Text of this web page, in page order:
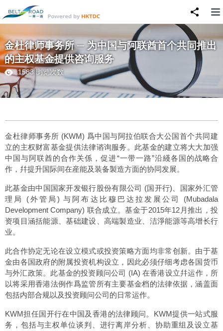
金杜律师事务所 ─ 为中国与阿联酋首个共同推出
的主权基金提供咨询服务
1583 浏览次数
金杜律师事务所 (KWM) 爲中国与阿拉伯联合大公国首个共同建
立的主权财富基金提供法律谘询服务。此基金的建立将大大加强
中国与阿联酋的合作关係，促进“一带一路”沿綫各国的战略合
作，幷提升国际间在産能及装备製造方面的协同发展。
此基金由中国国家开发银行股份有限公司 (国开行)、国家外汇管
理局 (外管局) 与阿布达比穆巴达拉发展公司 (Mubadala
Development Company) 联合成立。基金于2015年12月推出，投
资项目涵括能源、基础建设、高端製造业、洁淨能源等高增长行
业。
此合作协定无论在设立模式或投资策略方面均非常创新。由于基
金由各国政府的附属投资机构设立，因此必须仔细考虑各国货币
与外汇政策。此基金的投资顾问公司 (IA) 在香港设立幷运作，所
以将采用香港法例作爲监管所有主要基金档的法律依据，涵盖面
包括内部合规以及投资顾问公司的日常运作。
KWM担任国开行在中国及香港的法律顾问。KWM提供一站式服
务，包括与主权单位谈判、进行离岸分析、协助重组及设立基